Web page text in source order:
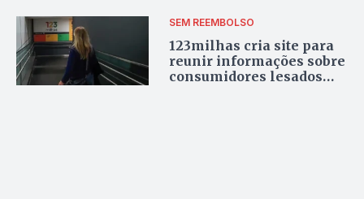
SEM REEMBOLSO
123milhas cria site para
reunir informações sobre
consumidores lesados